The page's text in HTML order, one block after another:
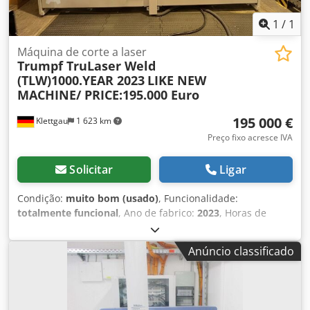
1 / 1
Klettgau 1 623 km
Máquina de corte a laser
Trumpf TruLaser Weld
(TLW)1000.YEAR 2023 LIKE NEW
MACHINE/ PRICE:195.000 Euro
195 000 €
Preço fixo acresce IVA
Solicitar Ligar
Condição: muito bom (usado), Funcionalidade:
totalmente funcional, Ano de fabrico: 2023, Horas de
operação: aprox. 3.000 h. Dedpfx Ansy Nl U Sorskr
Anúncio classificado